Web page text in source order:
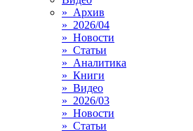
» Архив
» 2026/04
» Новости
» Статьи
» Аналитика
» Книги
» Видео
» 2026/03
» Новости
» Статьи